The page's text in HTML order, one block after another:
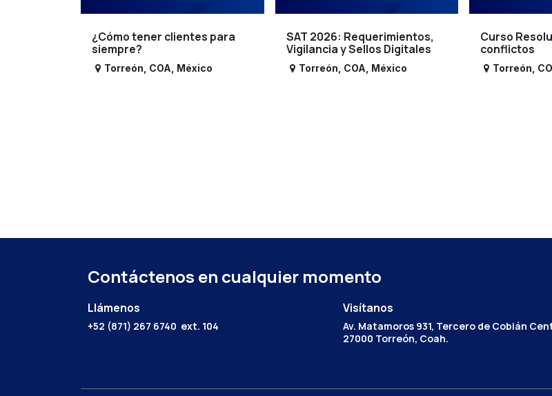
¿Cómo tener clientes para
siempre?
Torreón COA México
SAT 2026: Requerimientos,
Vigilancia y Sellos Digitales
Torreón COA México
Curso
conflictos
Torreón
Contáctenos en cualquier momento
Llámenos
+52 (871) 267 6740 ext. 104
Visítanos
Av. Matamoros 931, Tercero de Cobián
27000 Torreón, Coah.